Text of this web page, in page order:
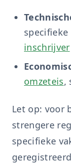
inschrijver
omzeteis,
Let op: voor
strengere
specifieke